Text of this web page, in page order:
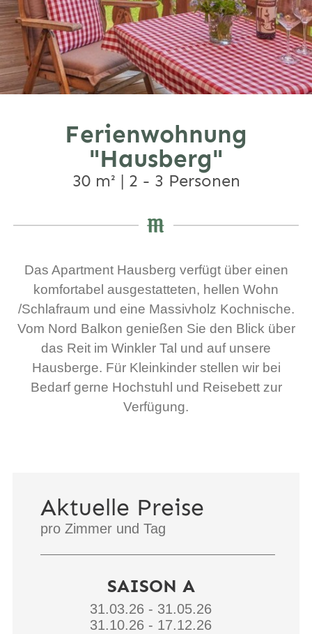
Ferienwohnung
"Hausberg"
30 m² | 2 - 3 Personen
Das Apartment Hausberg verfügt über einen
komfortabel ausgestatteten, hellen Wohn
/Schlafraum und eine Massivholz Kochnische.
Vom Nord Balkon genießen Sie den Blick über
das Reit im Winkler Tal und auf unsere
Hausberge. Für Kleinkinder stellen wir bei
Bedarf gerne Hochstuhl und Reisebett zur
Verfügung.
Aktuelle Preise
pro Zimmer und Tag
SAISON A
31.03.26 - 31.05.26
31.10.26 - 17.12.26